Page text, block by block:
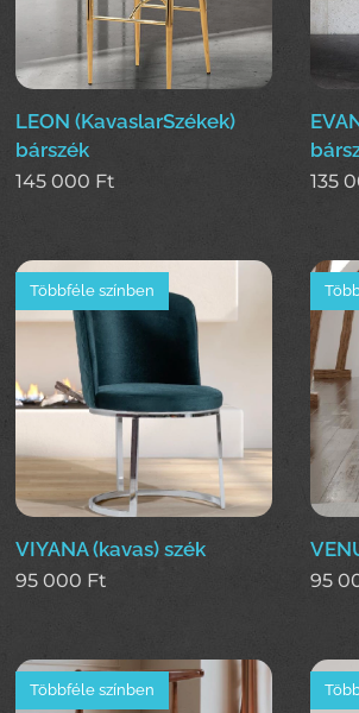
LEON (KavaslarSzékek)
bárszék
145 000 Ft 135
VIYANA (kavas) szék
Többféle színben
95 000 Ft 95
Többféle színben